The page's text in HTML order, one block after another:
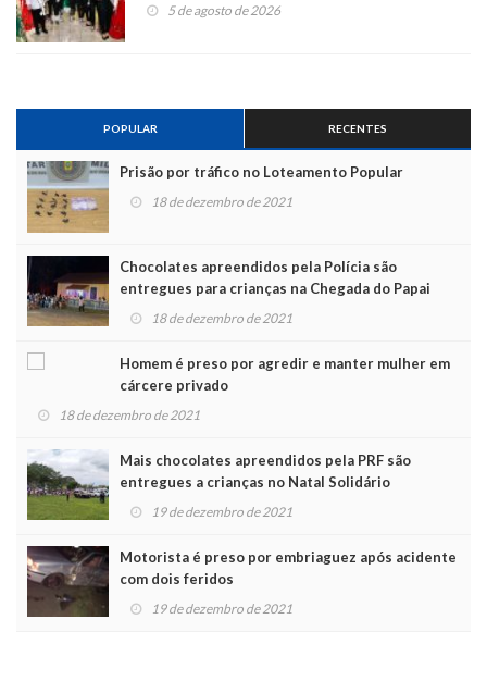
5 de agosto de 2026
POPULAR RECENTES
Prisão por tráfico no Loteamento Popular
18 de dezembro de 2021
Chocolates apreendidos pela Polícia são
entregues para crianças na Chegada do Papai
Noel
18 de dezembro de 2021
Homem é preso por agredir e manter mulher em
cárcere privado
18 de dezembro de 2021
Mais chocolates apreendidos pela PRF são
entregues a crianças no Natal Solidário
19 de dezembro de 2021
Motorista é preso por embriaguez após acidente
com dois feridos
19 de dezembro de 2021